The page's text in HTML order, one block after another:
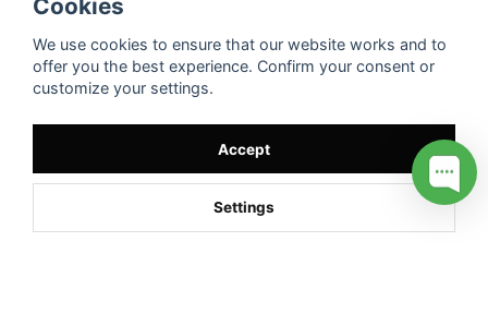
Cookies
We use cookies to ensure that our website works and to
offer you the best experience. Confirm your consent or
customize your settings.
Accept
Settings